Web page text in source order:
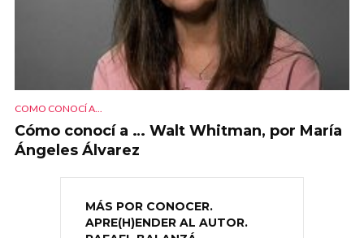
COMO CONOCÍ A...
Cómo conocí a … Walt Whitman, por María
Ángeles Álvarez
MÁS POR CONOCER.
APRE(H)ENDER AL AUTOR.